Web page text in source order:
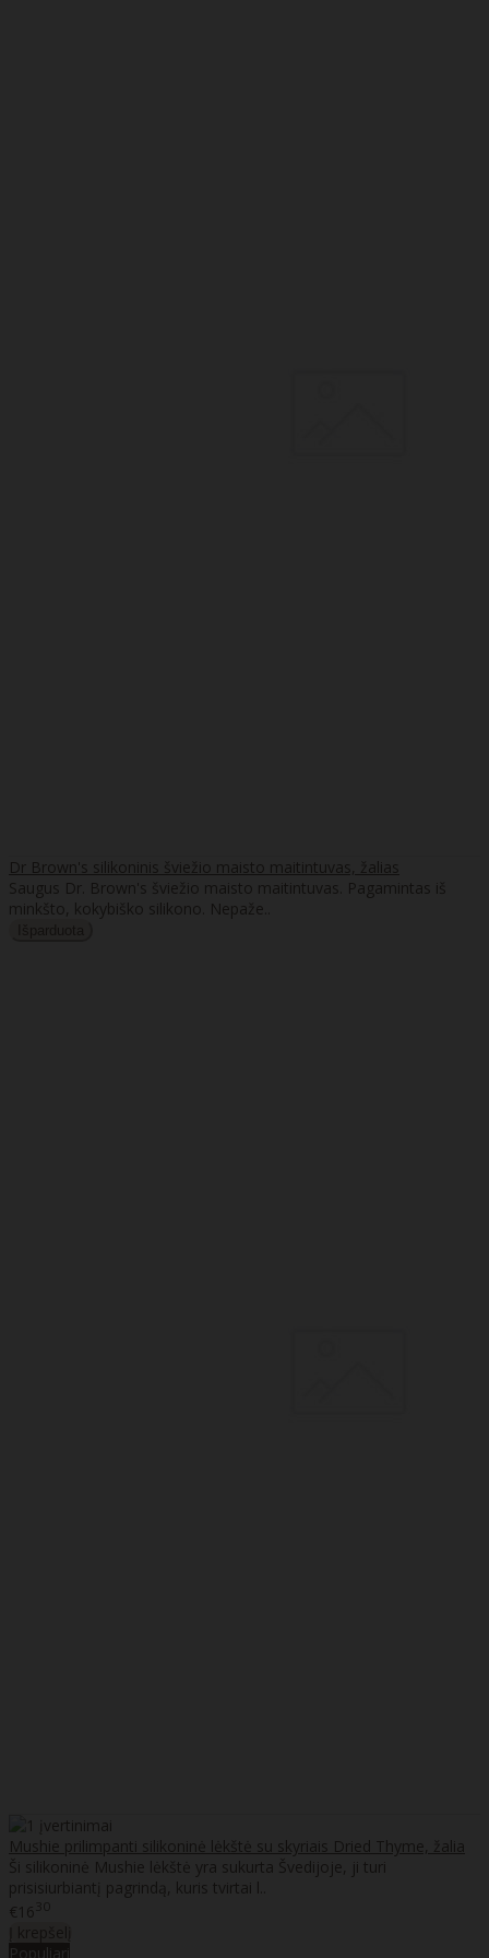
Dr Brown's silikoninis šviežio maisto maitintuvas, žalias
Saugus Dr. Brown's šviežio maisto maitintuvas. Pagamintas iš
minkšto, kokybiško silikono. Nepaže..
Mushie prilimpanti silikoninė lėkštė su skyriais Dried Thyme, žalia
Ši silikoninė Mushie lėkštė yra sukurta Švedijoje, ji turi
prisisiurbiantį pagrindą, kuris tvirtai l..
€16 30
Populiari